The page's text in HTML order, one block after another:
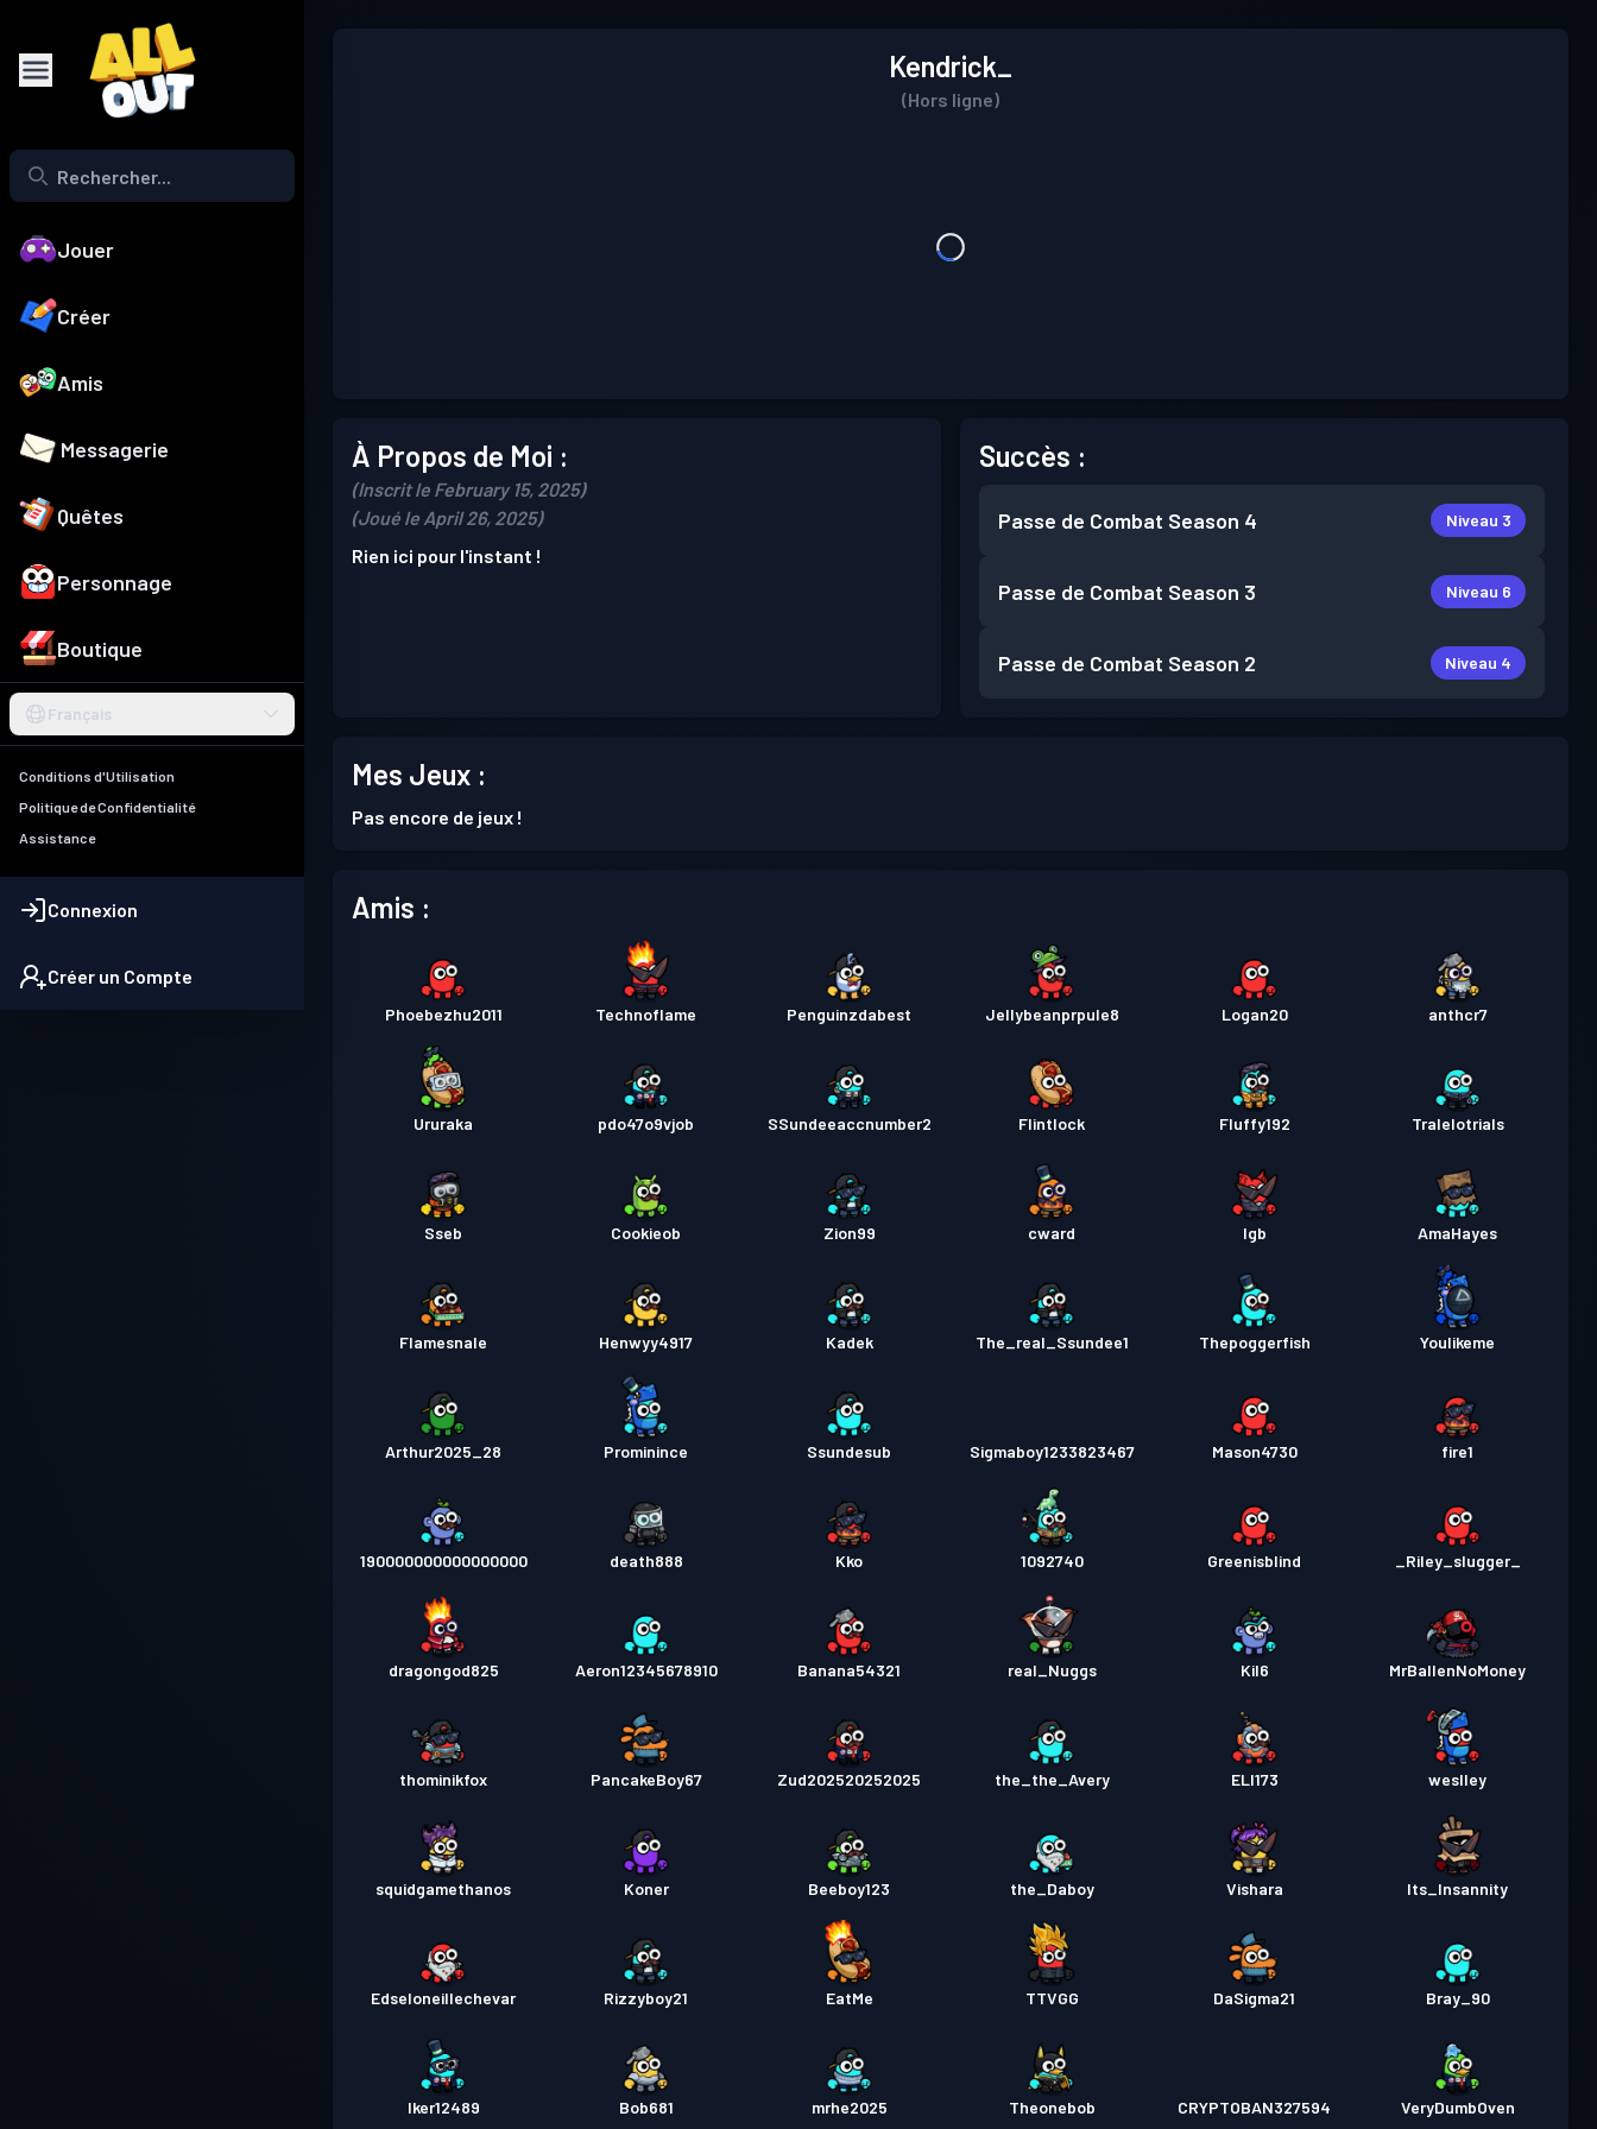
Jouer
Créer
Amis
Messagerie
Quêtes
Personnage
Boutique
Français
Conditions d'Utilisation
Politique de Confidentialité
Assistance
Connexion
Créer un Compte
Kendrick_
(Hors ligne)
À Propos de Moi :
(Inscrit le February 15, 2025)
(Joué le April 26, 2025)
Rien ici pour l'instant !
Succès :
Passe de Combat Season 4 Niveau 3
Passe de Combat Season 3 Niveau 6
Passe de Combat Season 2 Niveau 4
Mes Jeux :
Pas encore de jeux !
Amis :
Phoebezhu2011 Technoflame Penguinzdabest Jellybeanprpule8 Logan20 anthcr7
Ururaka pdo47o9vjob SSundeeaccnumber2 Flintlock Fluffy192 Tralelotrials
Sseb Cookieob Zion99 cward lgb AmaHayes
Flamesnale Henwyy4917 Kadek The_real_Ssundee1 Thepoggerfish Youlikeme
Arthur2025_28 Prominince Ssundesub Sigmaboy1233823467 Mason4730 fire1
190000000000000000 death888 Kko 1092740 Greenisblind _Riley_slugger_
dragongod825 Aeron12345678910 Banana54321 real_Nuggs Kil6 MrBallenNoMoney
thominikfox PancakeBoy67 Zud202520252025 the_the_Avery ELI173 weslley
squidgamethanos Koner Beeboy123 the_Daboy Vishara Its_Insannity
Edseloneillechevar Rizzyboy21 EatMe TTVGG DaSigma21 Bray_90
Iker12489 Bob681 mrhe2025 Theonebob CRYPTOBAN327594 VeryDumbOven